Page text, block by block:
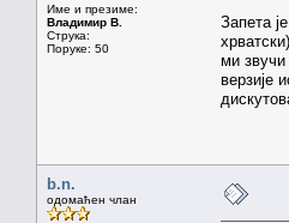
Име и презиме:
Владимир В.
Струка:
Поруке: 50
Запета
ми
верзије
b.n.
одомаћен члан